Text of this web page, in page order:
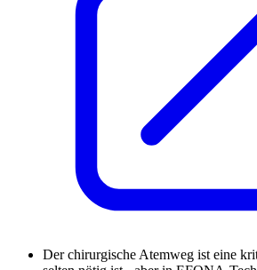
Der chirurgische Atemweg ist eine